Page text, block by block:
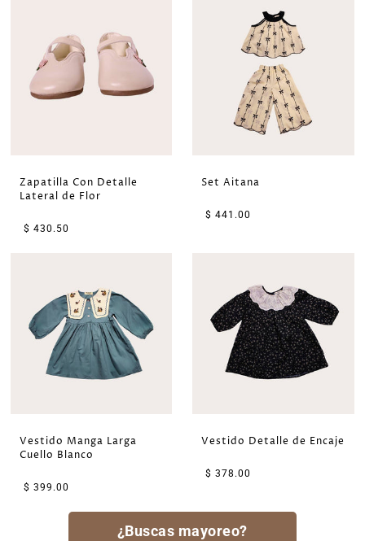
Zapatilla Con Detalle
Lateral de Flor
$ 430.50
Set Aitana
$ 441.00
Vestido Manga Larga
Cuello Blanco
$ 399.00
Vestido Detalle de Encaje
$ 378.00
¿Buscas mayoreo?